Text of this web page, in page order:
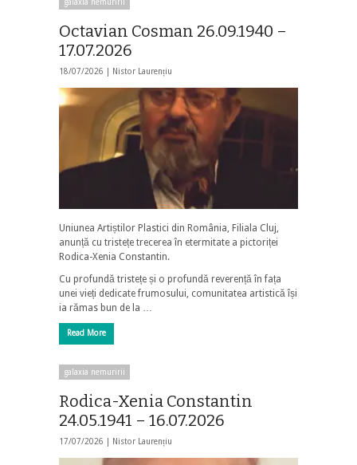
Octavian Cosman 26.09.1940 –
17.07.2026
18/07/2026 | Nistor Laurențiu
Uniunea Artiștilor Plastici din România, Filiala Cluj,
anunță cu tristețe trecerea în etermitate a pictoriței
Rodica-Xenia Constantin.
Cu profundă tristețe și o profundă reverență în fața
unei vieți dedicate frumosului, comunitatea artistică își
ia rămas bun de la …
Read More
galaxia nemuririi
Rodica-Xenia Constantin
24.05.1941 – 16.07.2026
17/07/2026 | Nistor Laurențiu